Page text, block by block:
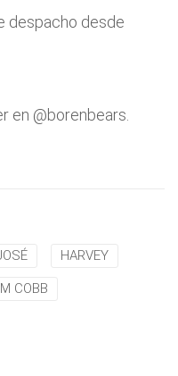
despacho desde
en @borenbears.
HARVEY
COBB